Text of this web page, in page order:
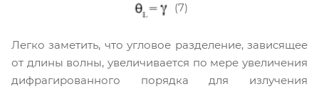
(7)
Легко заметить, что угловое разделение, зависящее
от длины волны, увеличивается по мере увеличения
дифрагированного порядка для излучения